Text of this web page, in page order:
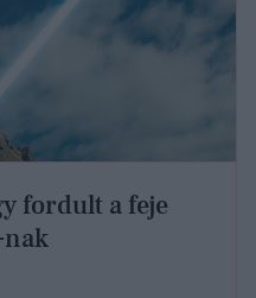
fordult a feje
nak